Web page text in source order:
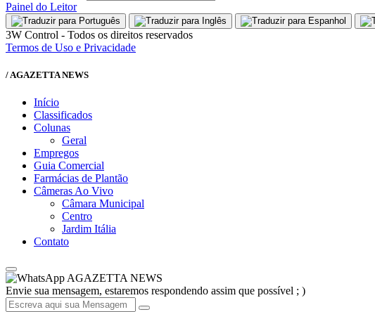
Painel do Leitor
3W Control - Todos os direitos reservados
Termos de Uso e Privacidade
/ AGAZETTA NEWS
Início
Classificados
Colunas
Geral
Empregos
Guia Comercial
Farmácias de Plantão
Câmeras Ao Vivo
Câmara Municipal
Centro
Jardim Itália
Contato
AGAZETTA NEWS
Envie sua mensagem, estaremos respondendo assim que possível ; )